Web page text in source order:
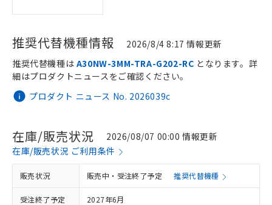
推奨代替機種情報 2026/8/4 8:17 情報更新
プロダクト ニュース No. 2026039c
推奨代替機種は A30NW-3MM-TRA-G202-RC となります。詳
細はプロダクトニュースをご確認ください。
在庫/販売状況
2026/08/07 00:00 情報更新
在庫/販売状況 ご利用条件
販売状況 販売中・受注終了予定 推奨代替機種
受注終了予定 2027年6月